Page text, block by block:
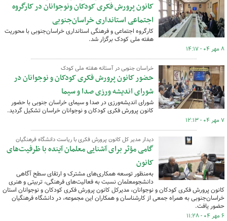
کانون پرورش فکری کودکان ونوجوانان در کارگروه
اجتماعی استانداری خراسان‌جنوبی
کارگروه اجتماعی و فرهنگی استانداری خراسان‌جنوبی با محوریت
هفته ملی کودک برگزار شد.
۸ مهر ۰۴ - ۱۴:۱۷
خراسان جنوبی در آستانه هفته ملی کودک
حضور کانون پرورش فکری کودکان و نوجوانان در
شورای اندیشه ورزی صدا و سیما
شورای اندیشه‌ورزی در صدا و سیمای خراسان جنوبی با حضور
کانون پرورش فکری کودکان و نوجوانان خراسان‌ تشکیل گردید.
۷ مهر ۰۴ - ۱۲:۱۳
دیدار مدیر کل کانون پرورش فکری با ریاست دانشگاه فرهنگیان
گامی مؤثر برای آشنایی معلمان آینده با ظرفیت‌های
کانون
به‌منظور توسعه همکاری‌های مشترک و ارتقای سطح آگاهی
دانشجومعلمان نسبت به فعالیت‌های فرهنگی، تربیتی و هنری
کانون پرورش فکری کودکان و نوجوانان، مدیرکل کانون پرورش فکری کودکان و نوجوانان استان
خراسان‌جنوبی به همراه جمعی از کارشناسان و همکاران این مجموعه، در دانشگاه فرهنگیان
حضور یافت.
۶ مهر ۰۴ - ۱۱:۲۸